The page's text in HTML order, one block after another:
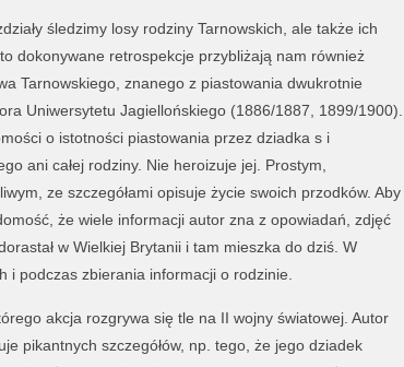
śledzimy losy rodziny Tarnowskich, ale także ich
dokonywane retrospekcje przybliżają nam również
Tarnowskiego, znanego z piastowania dwukrotnie
Uniwersytetu Jagiellońskiego (1886/1887, 1899/1900).
o istotności piastowania przez dziadka s i
ani całej rodziny. Nie heroizuje jej. Prostym,
ze szczegółami opisuje życie swoich przodków. Aby
że wiele informacji autor zna z opowiadań, zdjęć
w Wielkiej Brytanii i tam mieszka do dziś. W
i podczas zbierania informacji o rodzinie.
akcja rozgrywa się tle na II wojny światowej. Autor
pikantnych szczegółów, np. tego, że jego dziadek